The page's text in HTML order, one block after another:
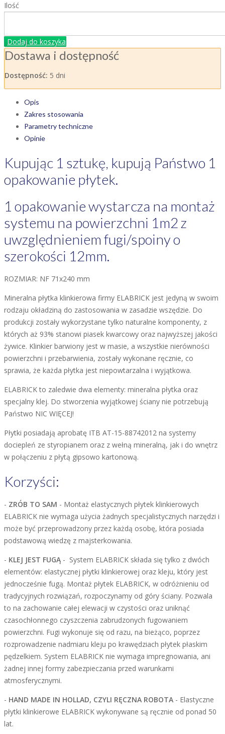
Ilość
Dodaj do koszyka
Dostawa i dostępność
Dostępność: 5 dni
Opis
Zakres stosowania
Parametry techniczne
Opinie
Kupując 1 sztukę, kupują Państwo 1
opakowanie płytek.
1 opakowanie wystarcza na montaż
systemu na powierzchni 1m2 z
uwzględnieniem fugi/spoiny o
szerokości 12mm.
ROZMIAR: NF 71x240 mm
Mineralna płytka klinkierowa firmy ELABRICK jest jedyną w swoim
rodzaju okładziną do zastosowania w zasadzie wszędzie. Do
produkcji zostały wykorzystane tylko naturalne komponenty, z
których aż 93% stanowi piasek kwarcowy oraz najwyższej jakości
żywice. Klinkier barwiony jest w masie, a wszystkie nierówności
powierzchni i przebarwienia, zostały wykonane ręcznie, co
sprawia, że każda płytka jest niepowtarzalna i wyjątkowa.
ELABRICK to zaledwie dwa elementy: mineralna płytka oraz
specjalny klej. Do stworzenia wyjątkowej ściany nie potrzebują
Państwo NIC WIĘCEJ!
Płytki posiadają aprobatę ITB AT-15-88742012 na systemy
dociepleń ze styropianem oraz z wełną mineralną, jak i do wnętrz
w połączeniu z płytą gipsowo kartonową.
Korzyści:
- ZRÓB TO SAM - Montaż elastycznych płytek klinkierowych
ELABRICK nie wymaga użycia żadnych specjalistycznych narzędzi i
może być przeprowadzony przez każdą osobę, która posiada
podstawową wiedzę z majsterkowania.
- KLEJ JEST FUGĄ - System ELABRICK składa się tylko z dwóch
elementów: elastycznej płytki klinkierowej oraz kleju, który jest
jednocześnie fugą. Montaż płytek ELABRICK, w odróżnieniu od
tradycyjnych rozwiązań, rozpoczynamy od góry ściany. Pozwala
to na zachowanie całej elewacji w czystości oraz uniknąć
czasochłonnego czyszczenia zabrudzonych fugowaniem
powierzchni. Fugi wykonuje się od razu, na bieżąco, poprzez
rozprowadzenie nadmiaru kleju po krawędziach płytek płaskim
pędzelkiem. System ELABRICK nie wymaga impregnowania, ani
żadnej innej formy zabezpieczania przed warunkami
atmosferycznymi.
- HAND MADE IN HOLLAD, CZYLI RĘCZNA ROBOTA - Elastyczne
płytki klinkierowe ELABRICK wykonywane są ręcznie od ponad 50
lat.